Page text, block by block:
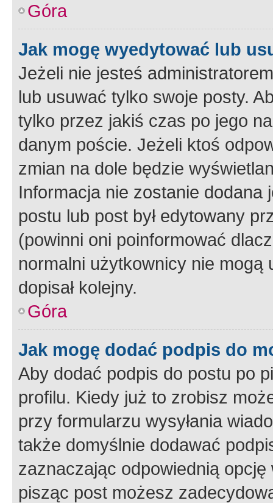
Góra
Jak mogę wyedytować lub
Jeżeli nie jesteś
lub usuwać tylko swoje posty.
tylko przez jakiś czas po jego
danym poście. Jeżeli ktoś
zmian na dole będzie
Informacja nie zostanie dodana
postu lub post był edytowany
(powinni oni poinformować
normalni użytkownicy nie
dopisał kolejny.
Góra
Jak mogę dodać podpis do
Aby dodać podpis do postu po
profilu. Kiedy już to zrobisz
przy formularzu wysyłania
także domyślnie dodawać
zaznaczając odpowiednią
pisząc post możesz